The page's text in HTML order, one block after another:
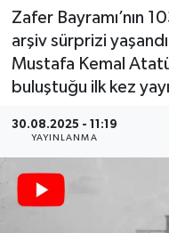
Zafer Bayramı’nın
arşiv sürprizi
Mustafa Kemal
buluştuğu ilk kez
30.08.2025 - 11:19
YAYINLANMA